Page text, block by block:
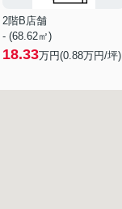
2階B店舗
- (68.62㎡)
18.33万円(0.88万円/坪)